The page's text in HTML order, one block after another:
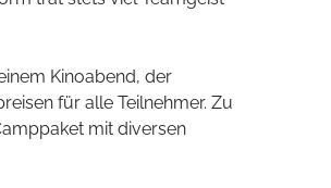
Kinoabend, der
für alle Teilnehmer. Zu
mit diversen